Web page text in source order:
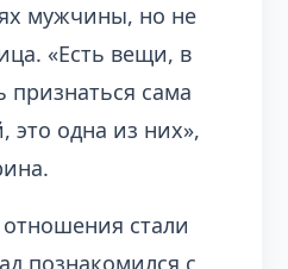
мужчины, но не
«Есть вещи, в
сама
это одна из них»,
стали
познакомился с